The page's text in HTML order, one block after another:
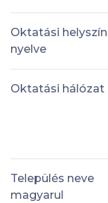
Oktatási helyszín
nyelve
Oktatási hálózat
Település neve
magyarul